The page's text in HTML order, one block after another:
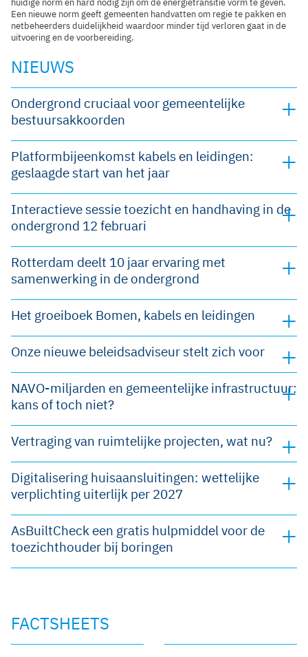
huidige norm en hard nodig zijn om de energietransitie vorm te geven.
Een nieuwe norm geeft gemeenten handvatten om regie te pakken en
netbeheerders duidelijkheid waardoor minder tijd verloren gaat in de
uitvoering en de voorbereiding.
NIEUWS
Ondergrond cruciaal voor gemeentelijke
bestuursakkoorden
Platformbijeenkomst kabels en leidingen:
geslaagde start van het jaar
Interactieve sessie toezicht en handhaving in de
ondergrond 12 februari
Rotterdam deelt 10 jaar ervaring met
samenwerking in de ondergrond
Het groeiboek Bomen, kabels en leidingen
Onze nieuwe beleidsadviseur stelt zich voor
NAVO-miljarden en gemeentelijke infrastructuur:
kans of toch niet?
Vertraging van ruimtelijke projecten, wat nu?
Digitalisering huisaansluitingen: wettelijke
verplichting uiterlijk per 2027
AsBuiltCheck een gratis hulpmiddel voor de
toezichthouder bij boringen
FACTSHEETS